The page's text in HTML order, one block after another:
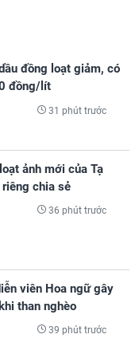
đồng loạt giảm, có
đồng/lít
31 phút trước
ảnh mới của Tạ
chia sẻ
36 phút trước
viên Hoa ngữ gây
than nghèo
39 phút trước